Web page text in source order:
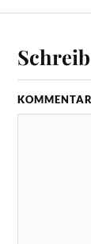
KOMMENTAR